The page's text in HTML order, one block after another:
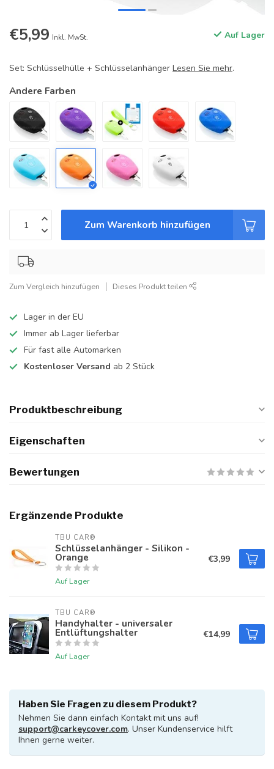
€5,99 Inkl. MwSt. Auf Lager
Set: Schlüsselhülle + Schlüsselanhänger Lesen Sie mehr.
Andere Farben
Zum Warenkorb hinzufügen
Zum Vergleich hinzufügen Dieses Produkt teilen
Lager in der EU
Immer ab Lager lieferbar
Für fast alle Automarken
Kostenloser Versand ab 2 Stück
Produktbeschreibung
Eigenschaften
Bewertungen
Ergänzende Produkte
TBU CAR®
Schlüsselanhänger - Silikon -
Orange
Auf Lager
€3,99
TBU CAR®
Handyhalter - universaler
Entlüftungshalter
Auf Lager
€14,99
Haben Sie Fragen zu diesem Produkt?
Nehmen Sie dann einfach Kontakt mit uns auf!
support@carkeycover.com. Unser Kundenservice hilft
Ihnen gerne weiter.